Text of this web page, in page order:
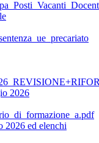
2026
2026 ed elenchi